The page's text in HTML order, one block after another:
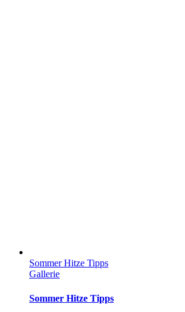
Sommer Hitze Tipps
Gallerie
Sommer Hitze Tipps